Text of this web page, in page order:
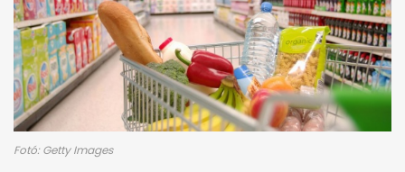
Fotó: Getty Images